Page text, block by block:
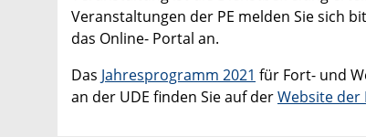
Veranstaltungen der PE melden Sie sich
das Online- Portal an.
Das Jahresprogramm 2021 für Fort- und
an der UDE finden Sie auf derWebsite der